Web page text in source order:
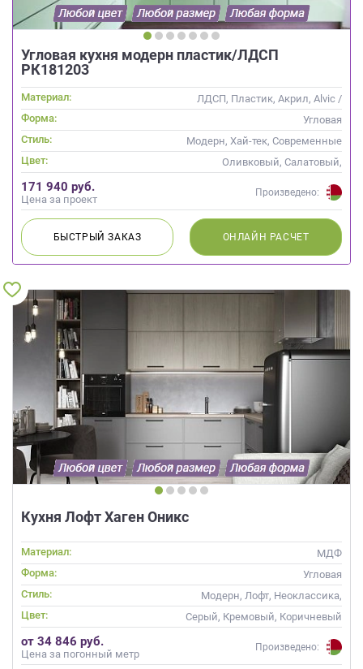
Угловая кухня модерн пластик/ЛДСП
РК181203
Материал:
ЛДСП, Пластик, Акрил, Alvic /
УФ лак
Форма:
Угловая
Стиль:
Модерн, Хай-тек, Современные
Цвет:
Оливковый, Салатовый,
Зеленый, Бирюзовый
171 940 руб.
Цена за проект
Произведено:
БЫСТРЫЙЗАКАЗ ОНЛАЙН РАСЧЕТ
Кухня Лофт Хаген Оникс
Материал:
МДФ
Форма:
Угловая
Стиль:
Модерн, Лофт, Неоклассика,
Современные
Цвет: Серый, Кремовый, Коричневый
от 34 846 руб.
Цена за погонный метр
Произведено: